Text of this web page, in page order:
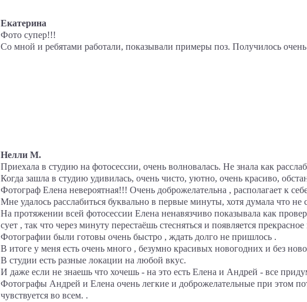
Екатерина
Фото супер!!!
Со мной и ребятами работали, показывали примеры поз. Получилось очень
Нелли М.
Приехала в студию на фотосессии, очень волновалась. Не знала как
Когда зашла в студию удивилась, очень чисто, уютно, очень красиво,
Фотограф Елена невероятная!!! Очень доброжелательна , располагает к
Мне удалось расслабиться буквально в первые минуты, хотя думала что не
На протяжении всей фотосессии Елена ненавязчиво показывала как
сует , так что через минуту перестаёшь стесняться и появляется
Фотографии были готовы очень быстро , ждать долго не пришлось .
В итоге у меня есть очень много , безумно красивых новогодних и без
В студии есть разные локации на любой вкус.
И даже если не знаешь что хочешь - на это есть Елена и Андрей - все
Фотографы Андрей и Елена очень легкие и доброжелательные при этом
чувствуется во всем. .